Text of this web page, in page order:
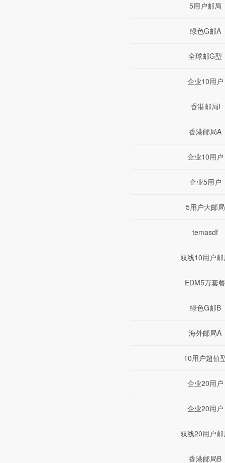
5用户邮局
绿色G邮A
全球邮G型
企业10用户
香港邮局I
香港邮局A
企业10用户
企业5用户
5用户大邮局
temasdf
双线10用户邮
EDM5万套餐
绿色G邮B
海外邮局A
10用户超值
企业20用户
企业20用户
双线20用户邮
香港邮局B